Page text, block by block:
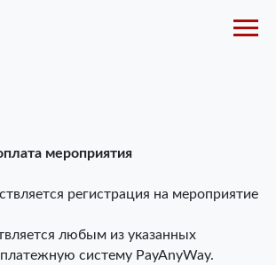
мероприятия
регистрация на мероприятие
любым из указанных
систему PayAnyWay.